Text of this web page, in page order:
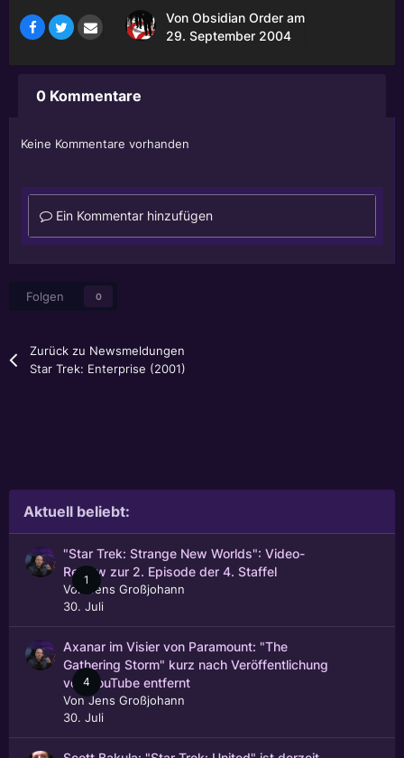
Von Obsidian Order am
29. September 2004
0 Kommentare
Keine Kommentare vorhanden
Ein Kommentar hinzufügen
Folgen 0
Zurück zu Newsmeldungen
Star Trek: Enterprise (2001)
Aktuell beliebt:
1
"Star Trek: Strange New Worlds": Video-
Review zur 2. Episode der 4. Staffel
Von
Jens Großjohann
30. Juli
4
Axanar im Visier von Paramount: "The
Gathering Storm" kurz nach Veröffentlichung
von YouTube entfernt
VonJens Großjohann
30. Juli